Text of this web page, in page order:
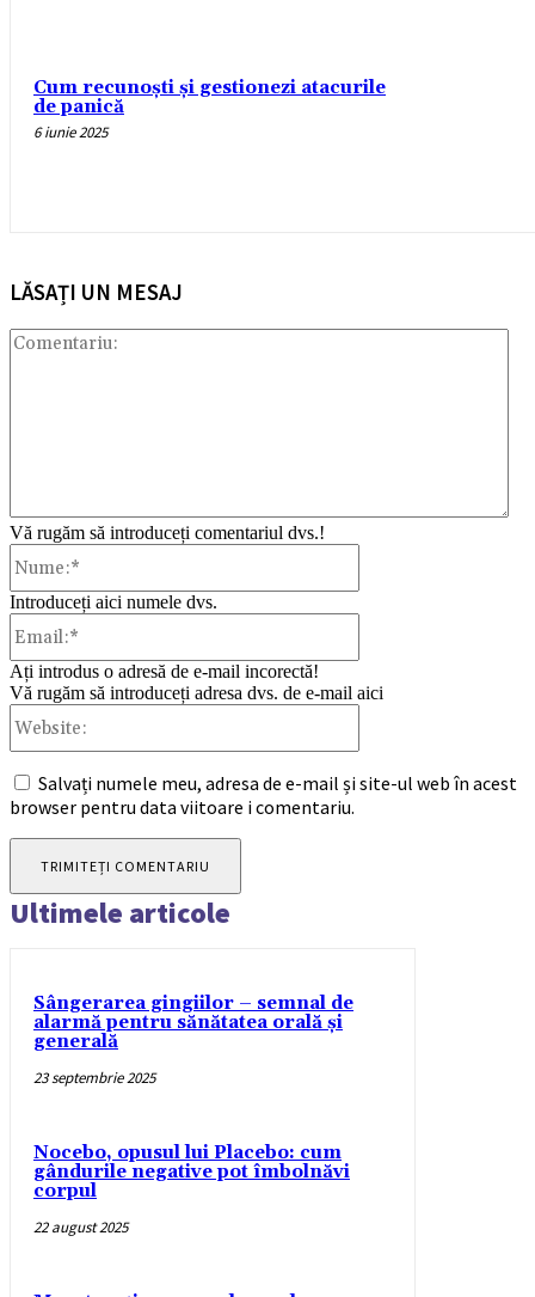
Cum recunoști și gestionezi atacurile
de panică
6 iunie 2025
LĂSAȚI UN MESAJ
Vă rugăm să introduceți comentariul dvs.!
Introduceți aici numele dvs.
Ați introdus o adresă de e-mail incorectă!
Vă rugăm să introduceți adresa dvs. de e-mail aici
Salvați numele meu, adresa de e-mail și site-ul web în acest
browser pentru data viitoare i comentariu.
Ultimele articole
Sângerarea gingiilor – semnal de
alarmă pentru sănătatea orală și
generală
23 septembrie 2025
Nocebo, opusul lui Placebo: cum
gândurile negative pot îmbolnăvi
corpul
22 august 2025